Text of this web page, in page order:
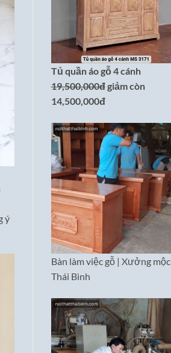
ý
Tủ quần áo gỗ 4 cánh
19,500,000đgiảm còn
14,500,000đ
Bàn làm việc gỗ | Xưởng mộc
Thái Bình